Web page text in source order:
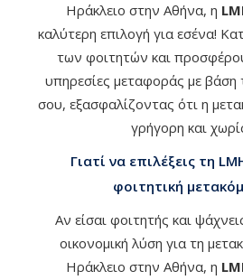
Ηράκλειο στην Αθήνα, η
καλύτερη επιλογή για εσένα!
των φοιτητών και
υπηρεσίες μεταφοράς με
σου, εξασφαλίζοντας ότι η
γρήγορη και
Γιατί να επιλέξεις τη
φοιτητική
Αν είσαι φοιτητής και
οικονομική λύση για τη
Ηράκλειο στην Αθήνα, η